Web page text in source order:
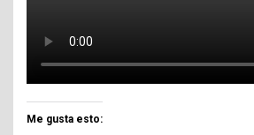
Me gusta esto: